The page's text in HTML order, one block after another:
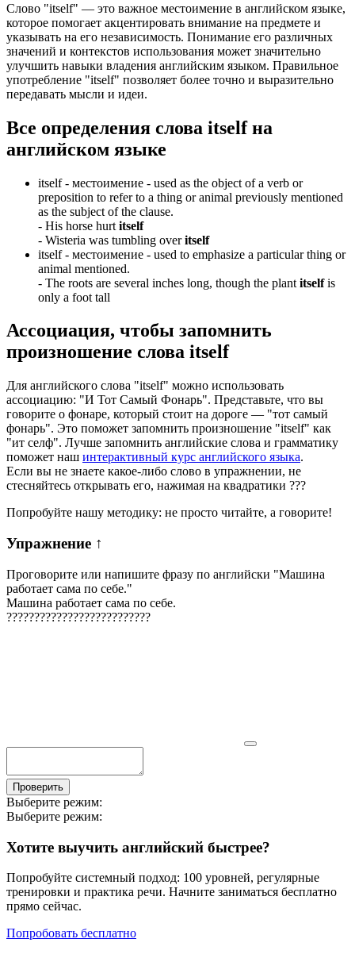
Слово "itself" — это важное местоимение в английском языке,
которое помогает акцентировать внимание на предмете и
указывать на его независимость. Понимание его различных
значений и контекстов использования может значительно
улучшить навыки владения английским языком. Правильное
употребление "itself" позволяет более точно и выразительно
передавать мысли и идеи.
Все определения слова itselfна
английском языке
itself - местоимение - used as the object of a verb or
preposition to refer to a thing or animal previously mentioned
as the subject of the clause.
- His horse hurt itself
- Wisteria was tumbling overitself
itself - местоимение - used to emphasize a particular thing or
animal mentioned.
- The roots are several inches long, though the plant itselfis
only a foot tall
Ассоциация, чтобы запомнить
произношение слова itself
Для английского слова "itself" можно использовать
ассоциацию: "И Тот Самый Фонарь". Представьте, что вы
говорите о фонаре, который стоит на дороге — "тот самый
фонарь". Это поможет запомнить произношение "itself" как
"ит селф". Лучше запомнить английские слова и грамматику
поможет наш интерактивный курс английского языка.
Если вы не знаете какое-либо слово в упражнении, не
стесняйтесь открывать его, нажимая на квадратики ???
Попробуйте нашу методику: не просто читайте, а говорите!
Упражнение ↑
Проговорите или напишите фразу по английски "Машина
работает сама по себе."
Машина работает сама по себе.
??????????????????????????
Проверить
Выберите режим:
Выберите режим:
Хотите выучить английский быстрее?
Попробуйте системный подход: 100 уровней, регулярные
тренировки и практика речи. Начните заниматься бесплатно
прямо сейчас.
Попробовать бесплатно